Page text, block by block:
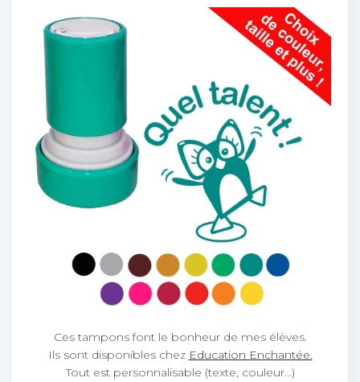
Ces tampons font le bonheur de mes élèves.
Ils sont disponibles chez Education Enchantée.
Tout est personnalisable (texte, couleur…)